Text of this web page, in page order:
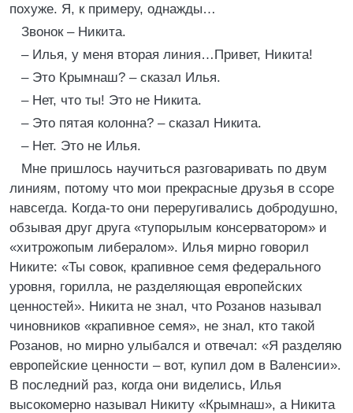
похуже. Я, к примеру, однажды…
Звонок – Никита.
– Илья, у меня вторая линия…Привет, Никита!
– Это Крымнаш? – сказал Илья.
– Нет, что ты! Это не Никита.
– Это пятая колонна? – сказал Никита.
– Нет. Это не Илья.
Мне пришлось научиться разговаривать по двум
линиям, потому что мои прекрасные друзья в ссоре
навсегда. Когда-то они переругивались добродушно,
обзывая друг друга «тупорылым консерватором» и
«хитрожопым либералом». Илья мирно говорил
Никите: «Ты совок, крапивное семя федерального
уровня, горилла, не разделяющая европейских
ценностей». Никита не знал, что Розанов называл
чиновников «крапивное семя», не знал, кто такой
Розанов, но мирно улыбался и отвечал: «Я разделяю
европейские ценности – вот, купил дом в Валенсии».
В последний раз, когда они виделись, Илья
высокомерно называл Никиту «Крымнаш», а Никита